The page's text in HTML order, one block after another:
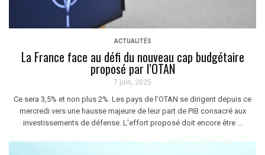
ACTUALITÉS
La France face au défi du nouveau cap budgétaire
proposé par l’OTAN
7 juin, 2025
Ce sera 3,5% et non plus 2%. Les pays de l’OTAN se dirigent depuis ce
mercredi vers une hausse majeure de leur part de PIB consacré aux
investissements de défense. L'effort proposé doit encore être ...